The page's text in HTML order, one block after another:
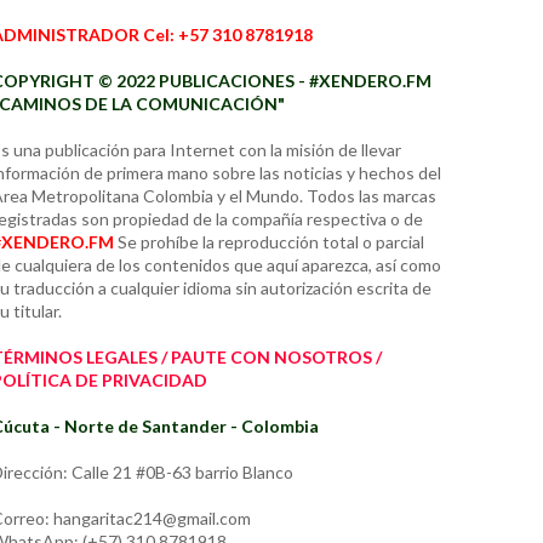
Cel: +57 310 8781918
© 2022 PUBLICACIONES - #XENDERO.FM
DE LA COMUNICACIÓN"
una publicación para Internet con la misión de llevar
de primera mano sobre las noticias y hechos del
Metropolitana Colombia y el Mundo. Todos las marcas
son propiedad de la compañía respectiva o de
Se prohíbe la reproducción total o parcial
cualquiera de los contenidos que aquí aparezca, así como
traducción a cualquier idioma sin autorización escrita de
titular.
LEGALES / PAUTE CON NOSOTROS /
DE PRIVACIDAD
- Norte de Santander - Colombia
Calle 21 #0B-63 barrio Blanco
hangaritac214@gmail.com